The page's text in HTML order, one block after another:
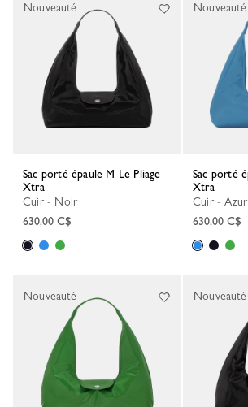
Sac porté épaule M Le Pliage
Xtra
Cuir - Noir
630,00 C$
Nouveauté
Sac porté épaule M Le Pliage
Xtra
Cuir - Azur
630,00 C$
Nouveauté
Nouveauté Nouveauté